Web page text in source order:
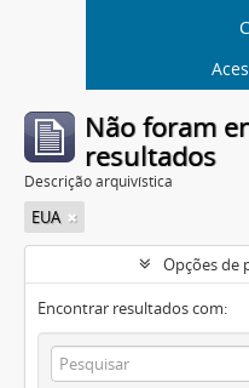
Não foram
resultados
Descrição arquivística
EUA
Opções de
Encontrar resultados com: